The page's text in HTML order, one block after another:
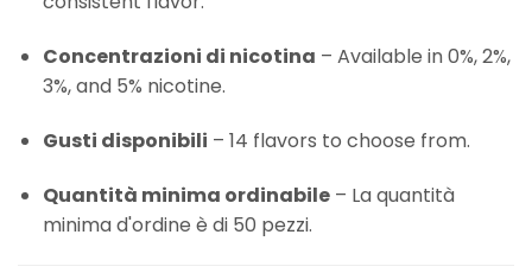
Concentrazioni di nicotina – Available in 0%, 2%,
3%, and 5% nicotine.
Gusti disponibili – 14 flavors to choose from.
Quantità minima ordinabile– La quantità
minima d'ordine è di 50 pezzi.